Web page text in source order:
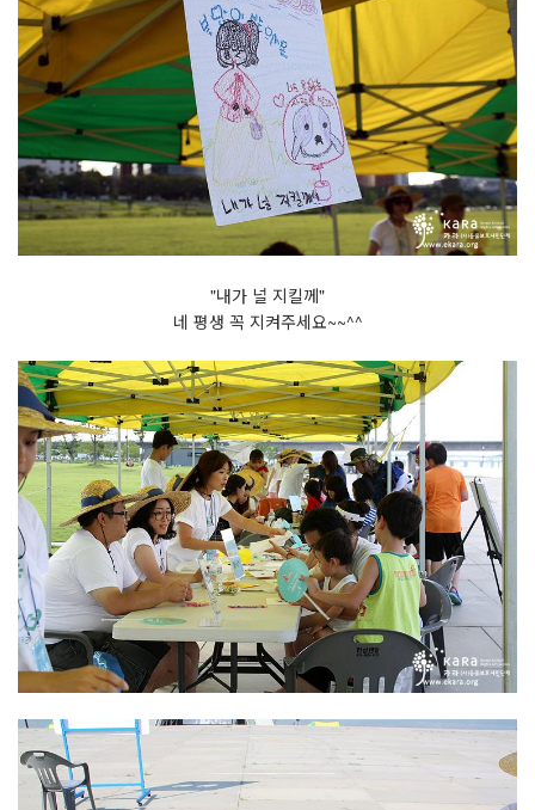
"내가 널 지킬께"
네 평생 꼭 지켜주세요~~^^